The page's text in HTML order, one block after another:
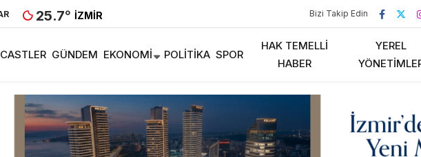
25.7° İZMIR Bizi Takip Edin
GÜNDEM EKONOMI POLITIKA SPOR
HAK TEMELLI
HABER
YEREL